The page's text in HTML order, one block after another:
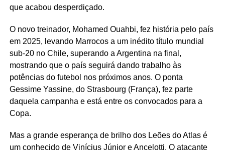
que acabou desperdiçado.
O novo treinador, Mohamed Ouahbi, fez história pelo país
em 2025, levando Marrocos a um inédito título mundial
sub-20 no Chile, superando a Argentina na final,
mostrando que o país seguirá dando trabalho às
potências do futebol nos próximos anos. O ponta
Gessime Yassine, do Strasbourg (França), fez parte
daquela campanha e está entre os convocados para a
Copa.
Mas a grande esperança de brilho dos Leões do Atlas é
um conhecido de Vinícius Júnior e Ancelotti. O atacante